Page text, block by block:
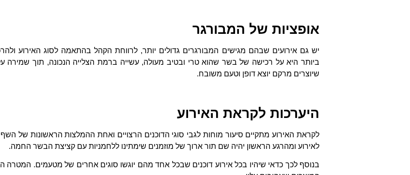
אופציות של המבורגר
יש גם אירועים שבהם מגישים המבורגרים גדולים יותר, לרווחת הקהל בהתאמה לסוג האירוע
ביותר היא על רכישה של בשר שהוא טרי ובטיב מעולה, עשייה ברמת הצלייה הנכונה, תוך שמירה על
שיוצרים מרקם יוצא דופן וטעם משובח.
היערכות לקראת האירוע
לקראת האירוע מתקיים סיעור מוחות לגבי סוגי הדוכנים הרצויים ואחת ההמלצות הראשונות של
לאירוע ומהרגע הראשון יהיה שם תור ארוך של מוזמנים שימתינו ללחמניות עם קציצת הבשר החמה.
בנוסף לכך כדאי שיהיו בכל אירוע דוכנים שבכל אחד מהם יוגשו סוגים אחרים של מטעמים. המטרה